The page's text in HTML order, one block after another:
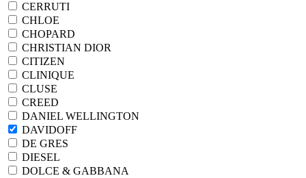
CERRUTI
CHLOE
CHOPARD
CHRISTIAN DIOR
CITIZEN
CLINIQUE
CLUSE
CREED
DANIEL WELLINGTON
DAVIDOFF
DE GRES
DIESEL
DOLCE & GABBANA